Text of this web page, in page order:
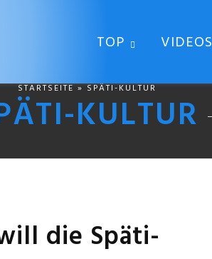
TOP VIDEOS
STARTSEITE » SPÄTI-KULTUR
KULTUR
die Späti-